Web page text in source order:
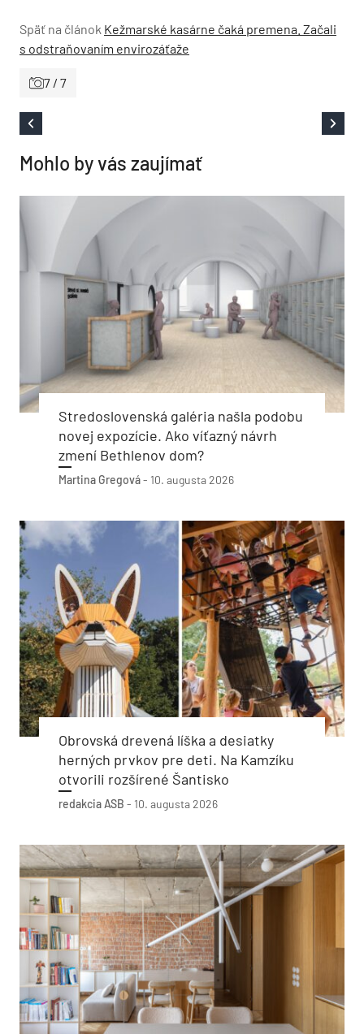
Späť na článok Kežmarské kasárne čaká premena. Začali
s odstraňovaním envirozáťaže
7 / 7
Mohlo by vás zaujímať
Stredoslovenská galéria našla podobu
novej expozície. Ako víťazný návrh
zmení Bethlenov dom?
Martina Gregová- 10. augusta 2026
Obrovská drevená líška a desiatky
herných prvkov pre deti. Na Kamzíku
otvorili rozšírené Šantisko
redakcia ASB - 10. augusta 2026